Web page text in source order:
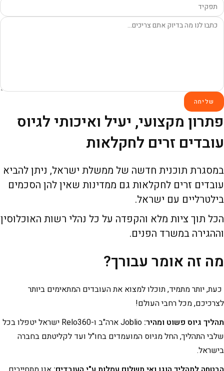
שליחה
פתרון מקצועי, יעיל ואיכותי לגיוס
עובדים זרים לחקלאות
במסגרת תוכנית חדשה של ממשלת ישראל, ניתן להביא
עובדים זרים לחקלאות גם ממדינות שאין להן הסכמים
בילטרליים עם ישראל.
הכל תוך ציות מלא והקפדה על כל נהלי רשות האוכלוסין
וההגירה במשרד הפנים.
מה זה אומר עבורך?
כעת, יותר מתמיד, תוכלו למצוא את העובדים המתאימים ביותר
לצרכיכם, מכל רחבי העולם!
תהליך גיוס פשוט ומהיר:
Joblio ארה"ב ו-Relo360 ישראל יטפלו בכל
שלבי התהליך, החל מגיוס המועמדים בחו"ל ועד לקליטתם בחברה
בישראל.